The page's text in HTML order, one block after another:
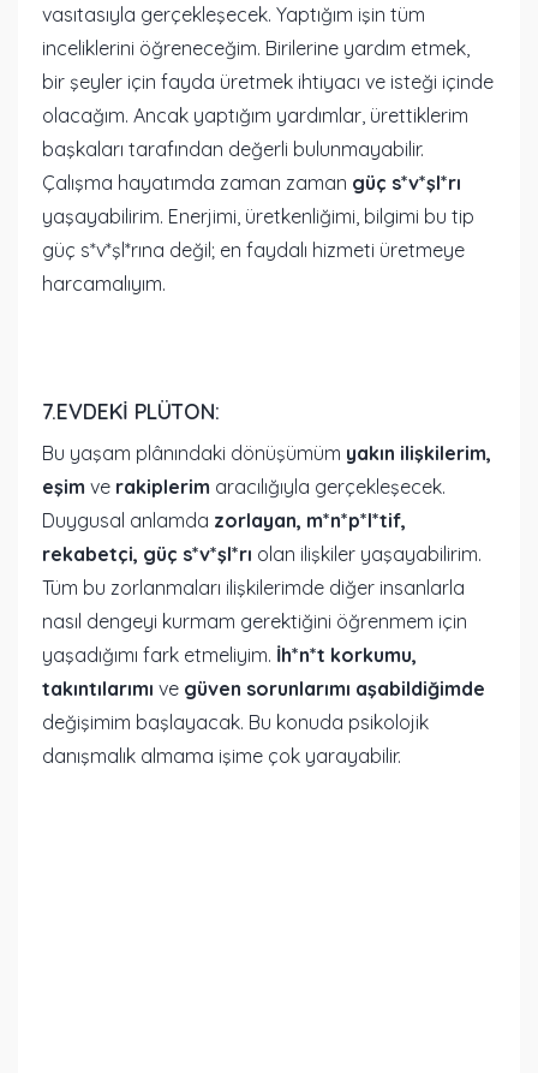
vasıtasıyla gerçekleşecek. Yaptığım işin tüm
inceliklerini öğreneceğim. Birilerine yardım etmek,
bir şeyler için fayda üretmek ihtiyacı ve isteği içinde
olacağım. Ancak yaptığım yardımlar, ürettiklerim
başkaları tarafından değerli bulunmayabilir.
Çalışma hayatımda zaman zaman güç s*v*şl*rı
yaşayabilirim. Enerjimi, üretkenliğimi, bilgimi bu tip
güç s*v*şl*rına değil; en faydalı hizmeti üretmeye
harcamalıyım.
7.EVDEKI PLÜTON:
Bu yaşam plânındaki dönüşümüm yakın ilişkilerim,
eşim ve rakiplerim aracılığıyla gerçekleşecek.
Duygusal anlamda zorlayan, m*n*p*l*tif,
rekabetçi, güç s*v*şl*rı olan ilişkiler yaşayabilirim.
Tüm bu zorlanmaları ilişkilerimde diğer insanlarla
nasıl dengeyi kurmam gerektiğini öğrenmem için
yaşadığımı fark etmeliyim. İh*n*t korkumu,
takıntılarımı ve güven sorunlarımı aşabildiğimde
değişimim başlayacak. Bu konuda psikolojik
danışmalık almama işime çok yarayabilir.